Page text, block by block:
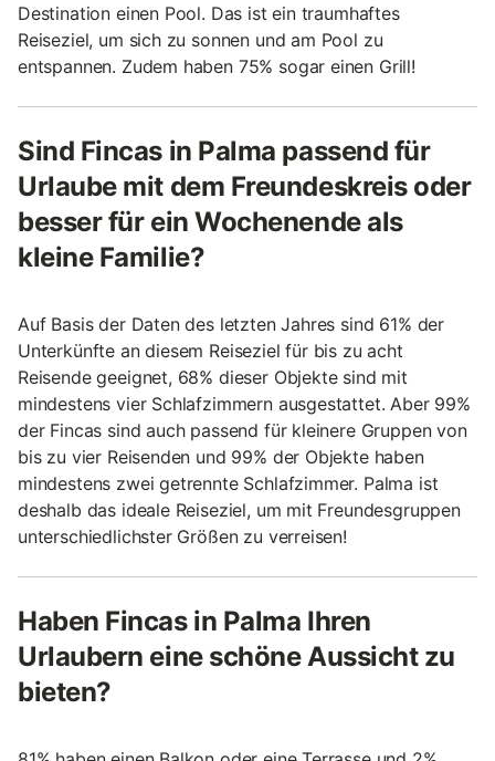
Destination einen Pool. Das ist ein traumhaftes
Reiseziel, um sich zu sonnen und am Pool zu
entspannen. Zudem haben 75% sogar einen Grill!
Sind Fincas in Palma passend für
Urlaube mit dem Freundeskreis oder
besser für ein Wochenende als
kleine Familie?
Auf Basis der Daten des letzten Jahres sind 61% der
Unterkünfte an diesem Reiseziel für bis zu acht
Reisende geeignet, 68% dieser Objekte sind mit
mindestens vier Schlafzimmern ausgestattet. Aber 99%
der Fincas sind auch passend für kleinere Gruppen von
bis zu vier Reisenden und 99% der Objekte haben
mindestens zwei getrennte Schlafzimmer. Palma ist
deshalb das ideale Reiseziel, um mit Freundesgruppen
unterschiedlichster Größen zu verreisen!
Haben Fincas in Palma Ihren
Urlaubern eine schöne Aussicht zu
bieten?